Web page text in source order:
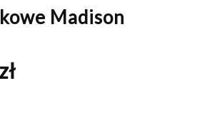
Madison